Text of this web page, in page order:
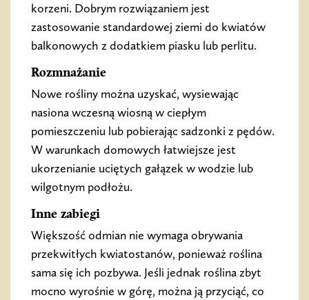
korzeni. Dobrym rozwiązaniem jest
zastosowanie standardowej ziemi do kwiatów
balkonowych z dodatkiem piasku lub perlitu.
Rozmnażanie
Nowe rośliny można uzyskać, wysiewając
nasiona wczesną wiosną w ciepłym
pomieszczeniu lub pobierając sadzonki z pędów.
W warunkach domowych łatwiejsze jest
ukorzenianie uciętych gałązek w wodzie lub
wilgotnym podłożu.
Inne zabiegi
Większość odmian nie wymaga obrywania
przekwitłych kwiatostanów, ponieważ roślina
sama się ich pozbywa. Jeśli jednak roślina zbyt
mocno wyrośnie w górę, można ją przyciąć, co